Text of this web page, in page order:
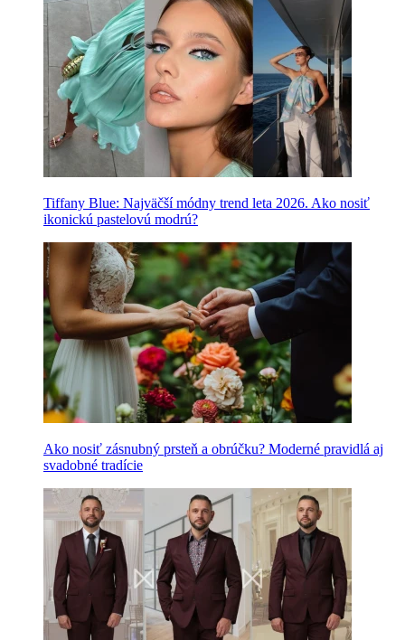
Tiffany Blue: Najväčší módny trend leta 2026. Ako nosiť
ikonickú pastelovú modrú?
Ako nosiť zásnubný prsteň a obrúčku? Moderné pravidlá aj
svadobné tradície